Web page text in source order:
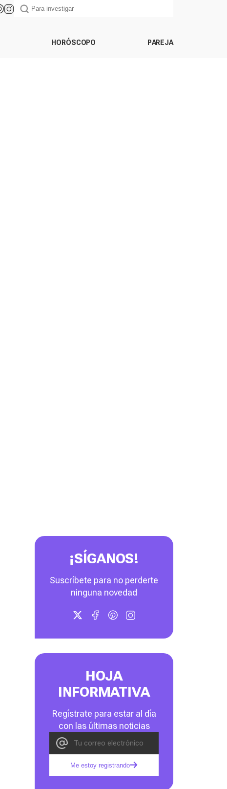
HORÓSCOPO PAREJA
¡SÍGANOS!
Suscríbete para no perderte
ninguna novedad
HOJA
INFORMATIVA
Regístrate para estar al día
con las últimas noticias
Me estoy registrando